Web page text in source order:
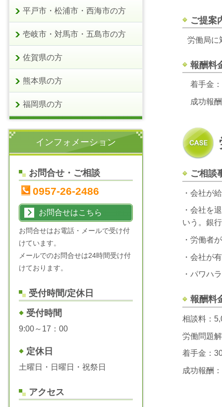
ご提案
労働局に
報酬料
着手金：
成功報酬
ご相談
・会社が
・会社を
いう。銀
・労働者
・会社が
・パワハ
報酬料
相談料：
労働問題
着手金：
成功報酬
平戸市・松浦市・西海市の方
壱岐市・対馬市・五島市の方
佐賀県の方
熊本県の方
福岡県の方
インフォメーション
お問合せ・ご相談
0957-26-2486
お問合せはこちら
お問合せはお電話・メールで受け付
けています。
メールでのお問合せは24時間受け付
けております。
受付時間/定休日
受付時間
9:00～17：00
定休日
土曜日・日曜日・祝祭日
アクセス